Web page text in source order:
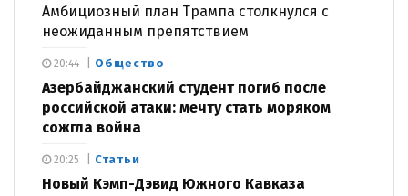
Амбициозный план Трампа столкнулся с
неожиданным препятствием
Общество
Азербайджанский студент погиб после
российской атаки: мечту стать моряком
сожгла война
20:44
Статьи
Новый Кэмп-Дэвид Южного Кавказа
20:25